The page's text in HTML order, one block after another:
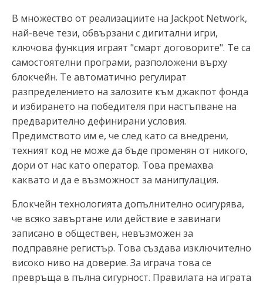
В множество от реализациите на Jackpot Network,
най-вече тези, обвързани с дигитални игри,
ключова функция играят "смарт договорите". Те са
самостоятелни програми, разположени върху
блокчейн. Те автоматично регулират
разпределението на залозите към джакпот фонда
и избирането на победителя при настъпване на
предварително дефинирани условия.
Предимството им е, че след като са внедрени,
техният код не може да бъде променян от никого,
дори от нас като оператор. Това премахва
каквато и да е възможност за манипулация.
Блокчейн технологията допълнително осигурява,
че всяко завъртане или действие е завинаги
записано в обществен, невъзможен за
подправяне регистър. Това създава изключително
високо ниво на доверие. За играча това се
превръща в пълна сигурност. Правилата на играта